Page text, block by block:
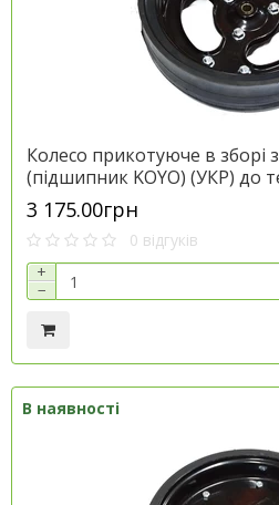
Колесо прикотуюче в зборі
(підшипник KOYO) (УКР) до
артикул AA86055
3 175.00грн
0 відгуків
+
−
В наявності